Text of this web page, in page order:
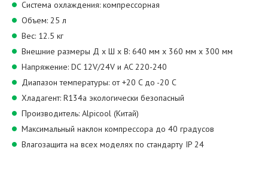
Система охлаждения: компрессорная
Объем: 25 л
Вес: 12.5 кг
Внешние размеры Д x Ш x В: 640 мм х 360 мм х 300 мм
Напряжение: DC 12V/24V и AC 220-240
Диапазон температуры: от +20 C до -20 C
Хладагент: R134a экологически безопасный
Производитель: Alpicool (Китай)
Максимальный наклон компрессора до 40 градусов
Влагозащита на всех моделях по стандарту IP 24